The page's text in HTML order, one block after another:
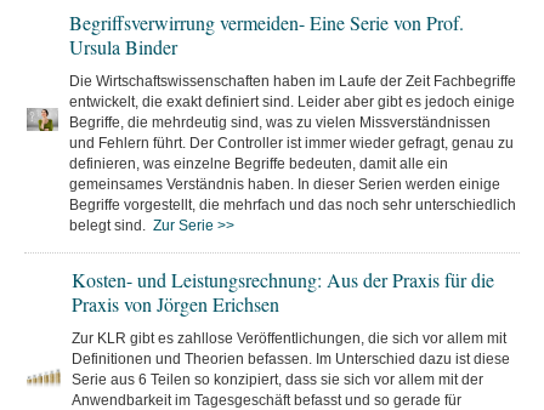
Begriffsverwirrung vermeiden- Eine Serie von Prof.
Ursula Binder
Die Wirtschaftswissenschaften haben im Laufe der Zeit Fachbegriffe
entwickelt, die exakt definiert sind. Leider aber gibt es jedoch einige
Begriffe, die mehrdeutig sind, was zu vielen Missverständnissen
und Fehlern führt. Der Controller ist immer wieder gefragt, genau zu
definieren, was einzelne Begriffe bedeuten, damit alle ein
gemeinsames Verständnis haben. In dieser Serien werden einige
Begriffe vorgestellt, die mehrfach und das noch sehr unterschiedlich
belegt sind. Zur Serie >>
Kosten- und Leistungsrechnung: Aus der Praxis für die
Praxis von Jörgen Erichsen
Zur KLR gibt es zahllose Veröffentlichungen, die sich vor allem mit
Definitionen und Theorien befassen. Im Unterschied dazu ist diese
Serie aus 6 Teilen so konzipiert, dass sie sich vor allem mit der
Anwendbarkeit im Tagesgeschäft befasst und so gerade für